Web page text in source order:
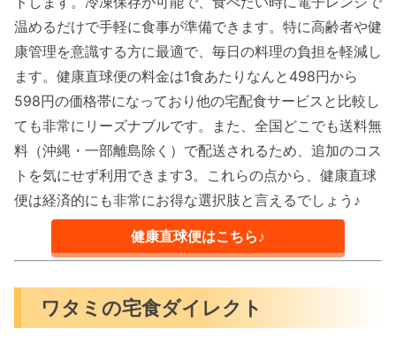
温めるだけで手軽に食事が準備できます。特に高齢者や健
康管理を意識する方に最適で、毎日の料理の負担を軽減し
ます。健康直球便の料金は1食あたりなんと498円から
598円の価格帯になっており他の宅配食サービスと比較し
ても非常にリーズナブルです。また、全国どこでも送料無
料（沖縄・一部離島除く）で配送されるため、追加のコス
トを気にせず利用できます3。これらの点から、健康直球
便は経済的にも非常にお得な選択肢と言えるでしょう♪
健康直球便はこちら♪
ワタミの宅食ダイレクト